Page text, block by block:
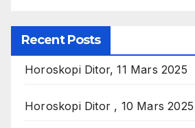
Recent Posts
Horoskopi Ditor, 11 Mars 2025
Horoskopi Ditor , 10 Mars 2025